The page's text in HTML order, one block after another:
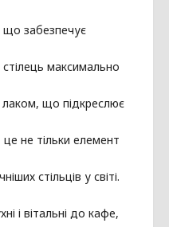
що забезпечує
максимально
лаком, що підкреслює
не тільки елемент
стільців у світі.
і вітальні до кафе,